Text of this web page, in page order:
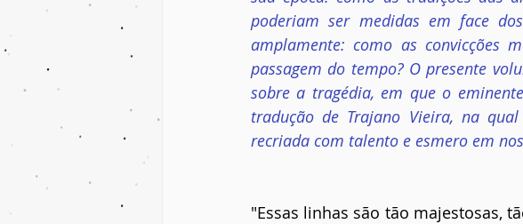
poderiam ser medidas em face
amplamente: como as convicções
passagem do tempo? O presente
sobre a tragédia, em que o
tradução de Trajano Vieira, na
recriada com talento e esmero em
"Essas linhas são tão majestosas,